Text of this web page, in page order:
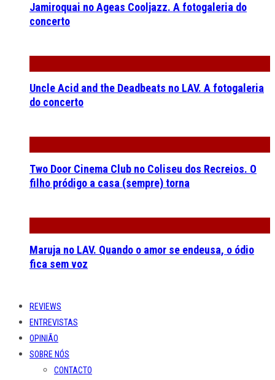
Jamiroquai no Ageas Cooljazz. A fotogaleria do
concerto
Uncle Acid and the Deadbeats no LAV. A fotogaleria
do concerto
Two Door Cinema Club no Coliseu dos Recreios. O
filho pródigo a casa (sempre) torna
Maruja no LAV. Quando o amor se endeusa, o ódio
fica sem voz
REVIEWS
ENTREVISTAS
OPINIÃO
SOBRE NÓS
CONTACTO